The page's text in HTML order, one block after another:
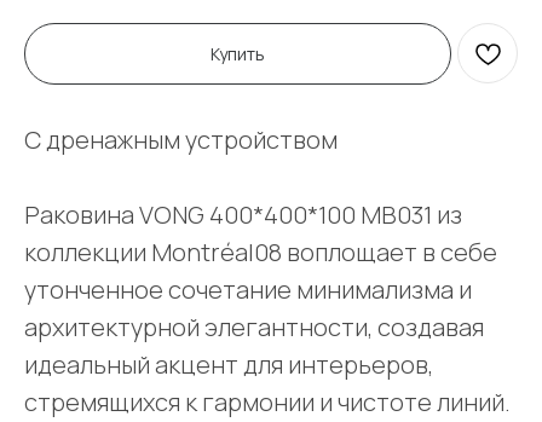
Купить
С дренажным устройством
Раковина VONG 400*400*100 MB031 из
коллекции Montréal08 воплощает в себе
утонченное сочетание минимализма и
архитектурной элегантности, создавая
идеальный акцент для интерьеров,
стремящихся к гармонии и чистоте линий.